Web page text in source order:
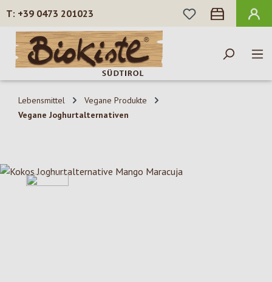
Zum Hauptinhalt springen
+39 0473 201023
DU HAST 0
Lebensmittel
Vegane Produkte
Vegane Joghurtalternativen
Bildergalerie überspringen